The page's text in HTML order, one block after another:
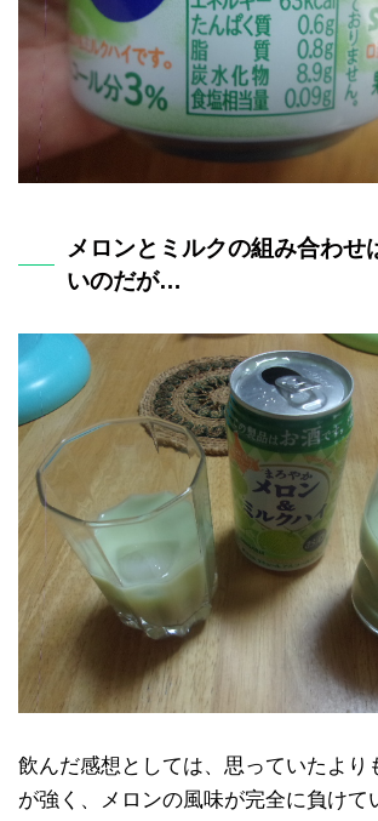
メロンとミルクの組み合わせ
いのだが…
飲んだ感想としては、思っていたより
が強く、メロンの風味が完全に負けて